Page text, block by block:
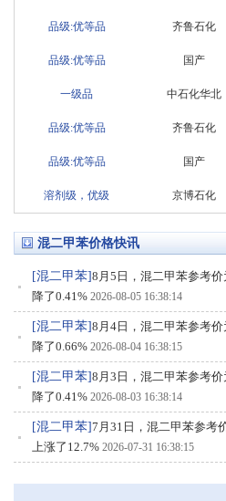
品级:优等品 齐鲁石化
品级:优等品 国产
一级品 中石化华北
品级:优等品 齐鲁石化
品级:优等品 国产
溶剂级，优级 京博石化
混二甲苯价格快讯
[混二甲苯]8月5日，混二甲苯参考
降了0.41% 2026-08-05 16:38:14
[混二甲苯]8月4日，混二甲苯参考
降了0.66% 2026-08-04 16:38:15
[混二甲苯]8月3日，混二甲苯参考
降了0.41% 2026-08-03 16:38:14
[混二甲苯]7月31日，混二甲苯参考
上涨了12.7% 2026-07-31 16:38:15